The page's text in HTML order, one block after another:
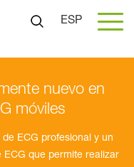
ESP
nuevo en
móviles
ECG profesional y un
que permite realizar